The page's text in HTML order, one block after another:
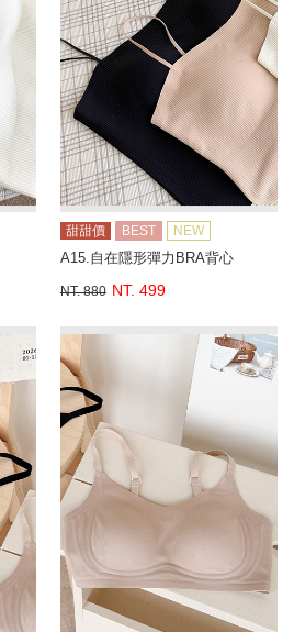
甜甜價 BEST NEW
A15.自在隱形彈力BRA背心
NT. 880 NT. 499